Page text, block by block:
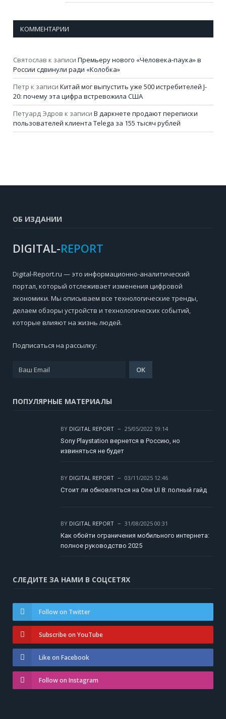
КОММЕНТАРИИ
Святослав к записи Премьеру нового «Человека-паука» в
России сдвинули ради «Колобка»
Петр к записи Китай мог выпустить уже 500 истребителей J-
20: почему эта цифра встревожила США
Петуард Эдров к записи В даркнете продают переписки
пользователей клиента Telega за 155 тысяч рублей
ОБ ИЗДАНИИ
DIGITAL-REPORT
Digital-Report.ru — это информационно-аналитический
портал, который отслеживает изменения цифровой
экономики. Мы описываем все технологические тренды,
делаем обзоры устройств и технологических событий,
которые влияют на жизнь людей.
Подписаться на рассылку:
ПОПУЛЯРНЫЕ МАТЕРИАЛЫ
BY DIGITAL REPORT
25/05/2022 19:14
Sony Playstation вернется в Россию, но
извиняться не будет
BY DIGITAL REPORT
03/11/2025 12:46
Стоит ли обновляться на One UI 8: полный гайд
BY DIGITAL REPORT
31/08/2025 00:31
Как обойти ограничения мобильного интернета:
полное руководство 2025
СЛЕДИТЕ ЗА НАМИ В СОЦСЕТЯХ
Follow on Twitter
Subscribe on YouTube
Like on Facebook
Follow on Instagram